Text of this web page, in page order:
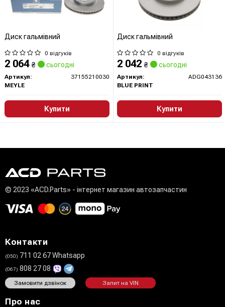
Диск гальмівний
0 відгуків
2 064 ₴ сьогодні
Артикул:
37155210030
MEYLE
Купити
Диск гальмівний
0 відгуків
2 042 ₴ сьогодні
Артикул:
ADG043136
BLUE PRINT
Купити
© 2023 «ACD.Parts» - інтернет магазин автозапчастин
Контакти
(050) 711 02 67 Whatsapp
(067) 808 27 08
Замовити дзвінок Запит на VIN
Про нас